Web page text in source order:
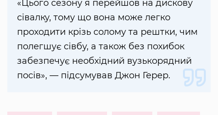
«Цього сезону я перейшов на дискову
сівалку, тому що вона може легко
проходити крізь солому та рештки, чим
полегшує сівбу, а також без похибок
забезпечує необхідний вузькорядний
посів», — підсумував Джон Герер.